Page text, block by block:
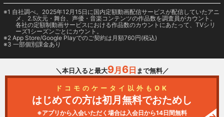
1 自社調べ。2025年12月15日に国内定額動画配信サービスが配信していたアニ
メ、2.5次元・舞台、声優・音楽コンテンツの作品数を調査員がカウント。
各社の定額制動画サービスにおける作品数のカウントにあたって、TVシリ
ーズ1シーズンごとにカウント。
2 App Store/Google Playでのご契約は月額760円(税込)
3 一部個別課金あり
＼本日入ると最大9月 6日 まで無料／
ドコモのケータイ以外もOK
はじめての方は初月無料でおためし
※アプリから入会いただく場合は入会日から14日間無料